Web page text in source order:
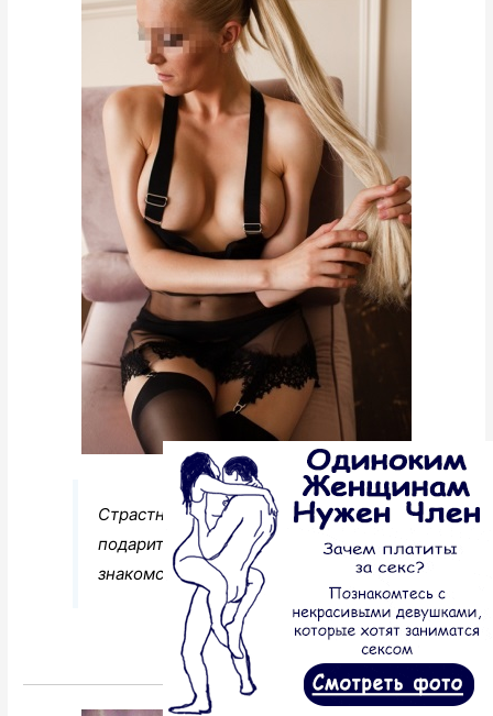
Страстная и чувственная, готовая
подарить незабываемый опыт
знакомства.
Перейти к анкете